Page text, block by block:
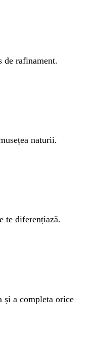
de rafinament.
naturii.
te diferențiază.
și a completa orice